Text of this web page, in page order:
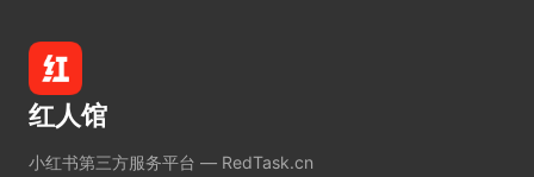
红人馆
小红书第三方服务平台 — RedTask.cn